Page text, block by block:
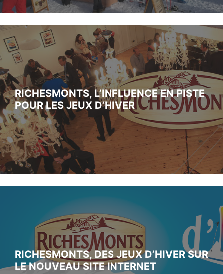
RICHESMONTS, L’INFLUENCE EN PISTE
POUR LES JEUX D’HIVER
RICHESMONTS, DES JEUX D’HIVER SUR
LE NOUVEAU SITE INTERNET